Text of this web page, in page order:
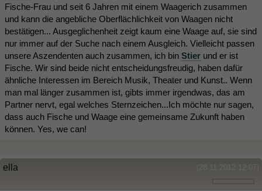
Fische-Frau und seit 6 Jahren mit einem Waagerich zusammen
und kann die angebliche Oberflächlichkeit von Waagen nicht
bestätigen... Ausgeglichenheit zeigt kaum eine Waage auf, sie sind
nur immer auf der Suche nach einem Ausgleich. Vielleicht passen
unsere Aszendenten auch zusammen, ich bin Stier und er ist
Fische. Wir sind beide nicht entscheidungsfreudig, haben dafür
ähnliche Interessen im Bereich Musik, Theater und Kunst.. Wenn
man mal länger zusammen ist, gibts immer irgendwas, das am
Partner nervt, egal welches Sternzeichen...Ich möchte nur sagen,
dass auch Fische und Waage eine gemeinsame Zukunft haben
können. Yes, we can!
(28.11.2012 12:07)
ella